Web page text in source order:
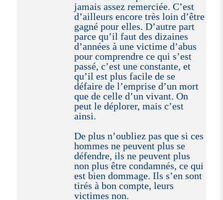
jamais assez remerciée. C’est
d’ailleurs encore très loin d’être
gagné pour elles. D’autre part
parce qu’il faut des dizaines
d’années à une victime d’abus
pour comprendre ce qui s’est
passé, c’est une constante, et
qu’il est plus facile de se
défaire de l’emprise d’un mort
que de celle d’un vivant. On
peut le déplorer, mais c’est
ainsi.
De plus n’oubliez pas que si ces
hommes ne peuvent plus se
défendre, ils ne peuvent plus
non plus être condamnés, ce qui
est bien dommage. Ils s’en sont
tirés à bon compte, leurs
victimes non.